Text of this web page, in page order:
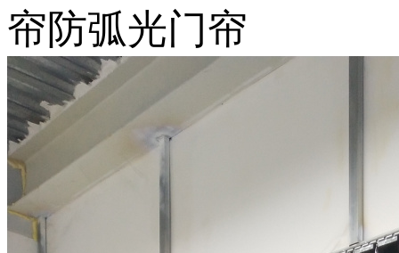
帘防弧光门帘